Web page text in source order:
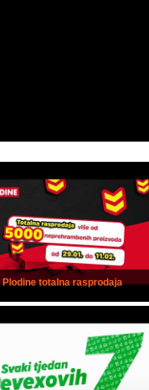
Plodine totalna rasprodaja